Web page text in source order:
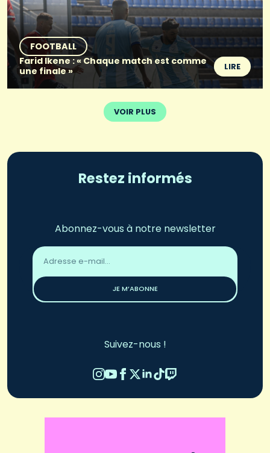
FOOTBALL
Farid Ikene : « Chaque match est comme
une finale »
LIRE
VOIR PLUS
Restez informés
Abonnez-vous à notre newsletter
Adresse
email
JE M’ABONNE
Suivez-nous !